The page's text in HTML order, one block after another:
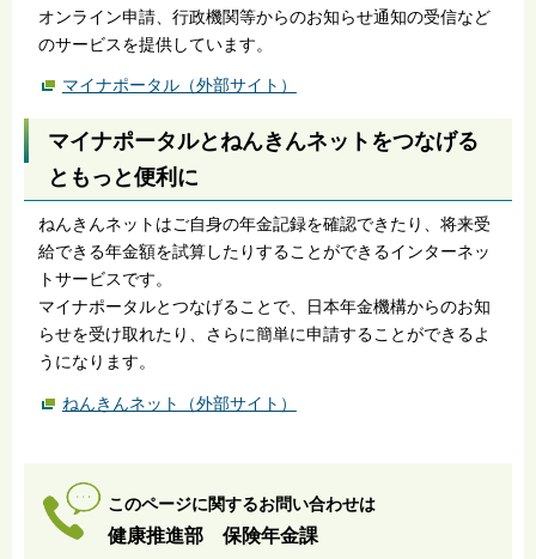
オンライン申請、行政機関等からのお知らせ通知の受信など
のサービスを提供しています。
マイナポータル（外部サイト）
マイナポータルとねんきんネットをつなげる
ともっと便利に
ねんきんネットはご自身の年金記録を確認できたり、将来受
給できる年金額を試算したりすることができるインターネッ
トサービスです。
マイナポータルとつなげることで、日本年金機構からのお知
らせを受け取れたり、さらに簡単に申請することができるよ
うになります。
ねんきんネット（外部サイト）
このページに関するお問い合わせは
健康推進部 保険年金課